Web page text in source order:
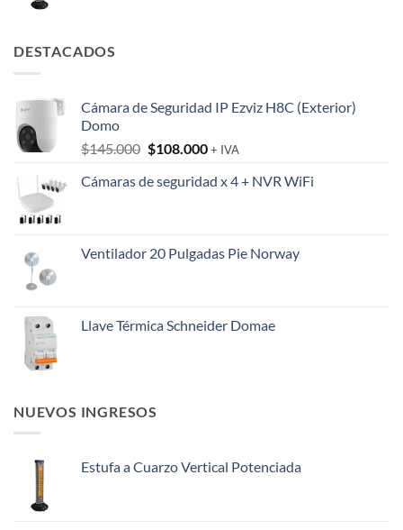
DESTACADOS
Cámara de Seguridad IP Ezviz H8C (Exterior)
Domo
$145.000 El
original
$108.000El
actual
+ IVA
Cámaras de seguridad x 4 + NVR WiFi
Ventilador 20 Pulgadas Pie Norway
Llave Térmica Schneider Domae
NUEVOS INGRESOS
Estufa a Cuarzo Vertical Potenciada